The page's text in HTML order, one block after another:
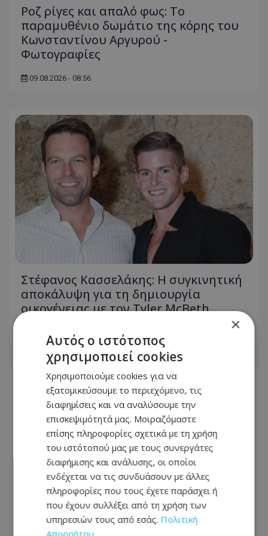
Ροζ ρίγες και απαλό φως: Το
παραμυθένιο δωμάτιο της κόρης του
Κωνσταντίνου Αργυρού -
Φωτογραφίες
09.08.2026 - 08:56
Στέφανος Κασσελάκης: Η συγκινητική
αποκάλυψη για τη δηµιουργία
οικογένειας με τον Tyler McBeth
×
Αυτός ο ιστότοπος
χρησιμοποιεί cookies
Χρησιμοποιούμε cookies για να
εξατομικεύσουμε το περιεχόμενο, τις
διαφημίσεις και να αναλύσουμε την
επισκεψιμότητά μας. Μοιραζόμαστε
επίσης πληροφορίες σχετικά με τη χρήση
του ιστότοπού μας με τους συνεργάτες
διαφήμισης και ανάλυσης, οι οποίοι
ενδέχεται να τις συνδυάσουν με άλλες
πληροφορίες που τους έχετε παράσχει ή
που έχουν συλλέξει από τη χρήση των
υπηρεσιών τους από εσάς. Πολιτική
Απορρήτου